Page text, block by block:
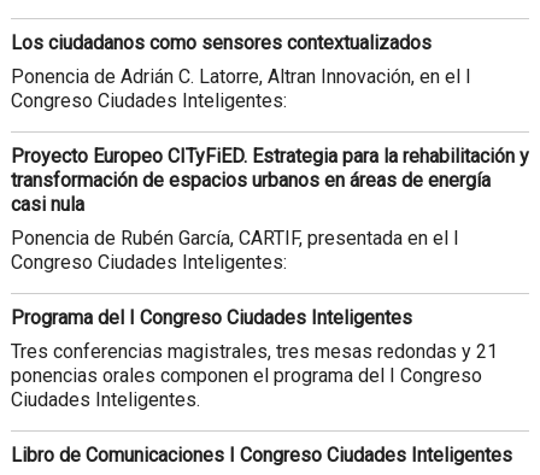
Los ciudadanos como sensores contextualizados
Ponencia de Adrián C. Latorre, Altran Innovación, en el I
Congreso Ciudades Inteligentes:
Proyecto Europeo CITyFiED. Estrategia para la rehabilitación y
transformación de espacios urbanos en áreas de energía
casi nula
Ponencia de Rubén García, CARTIF, presentada en el I
Congreso Ciudades Inteligentes:
Programa del I Congreso Ciudades Inteligentes
Tres conferencias magistrales, tres mesas redondas y 21
ponencias orales componen el programa del I Congreso
Ciudades Inteligentes.
Libro de Comunicaciones I Congreso Ciudades Inteligentes